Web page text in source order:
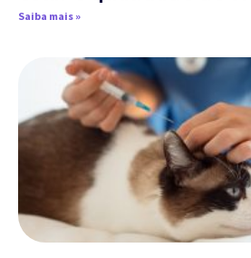
Saiba mais »